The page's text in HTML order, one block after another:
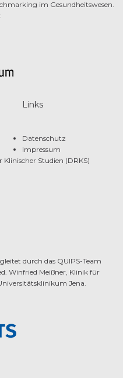
im Gesundheitswesen.
Links
Datenschutz
Impressum
Studien (DRKS)
durch das QUIPS-Team
Winfried Meißner, Klinik für
Jena.